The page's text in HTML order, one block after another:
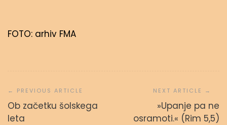
FOTO: arhiv FMA
prispevka
Ob začetku šolskega
leta
»Upanje pa ne
osramoti.« (Rim 5,5)